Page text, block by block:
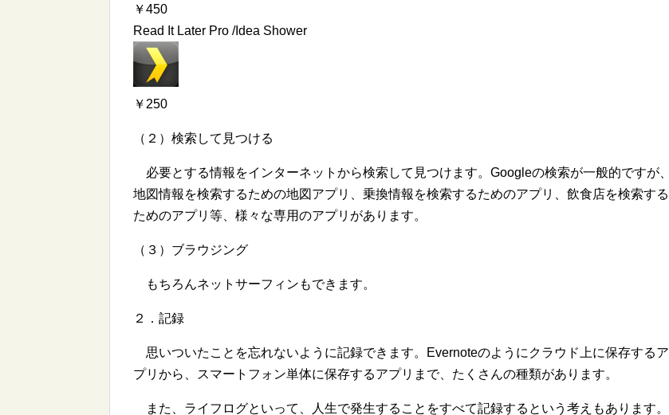
￥450
Read It Later Pro /Idea Shower
￥250
（２）検索して見つける
必要とする情報をインターネットから検索して見つけます。Googleの検索が一般的ですが、
地図情報を検索するための地図アプリ、乗換情報を検索するためのアプリ、飲食店を検索する
ためのアプリ等、様々な専用のアプリがあります。
（３）ブラウジング
もちろんネットサーフィンもできます。
２．記録
思いついたことを忘れないように記録できます。Evernoteのようにクラウド上に保存するア
プリから、スマートフォン単体に保存するアプリまで、たくさんの種類があります。
また、ライフログといって、人生で発生することをすべて記録するという考えもあります。